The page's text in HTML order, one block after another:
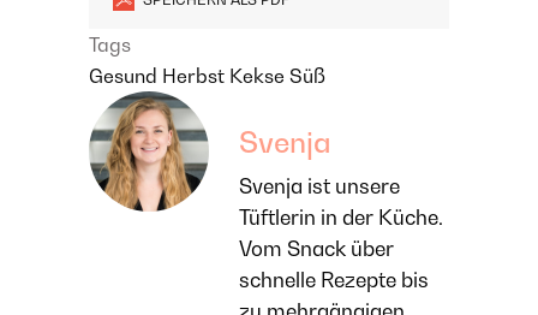
Tags
Gesund Herbst Kekse Süß
Svenja
Svenja ist unsere
Tüftlerin in der Küche.
Vom Snack über
schnelle Rezepte bis